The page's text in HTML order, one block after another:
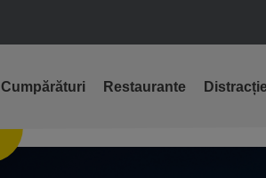
Cumpărături Restaurante